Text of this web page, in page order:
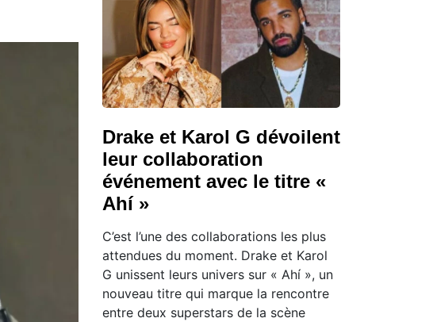
Drake et Karol G dévoilent
leur collaboration
événement avec le titre «
Ahí »
C’est l’une des collaborations les plus
attendues du moment. Drake et Karol
G unissent leurs univers sur « Ahí », un
nouveau titre qui marque la rencontre
entre deux superstars de la scène